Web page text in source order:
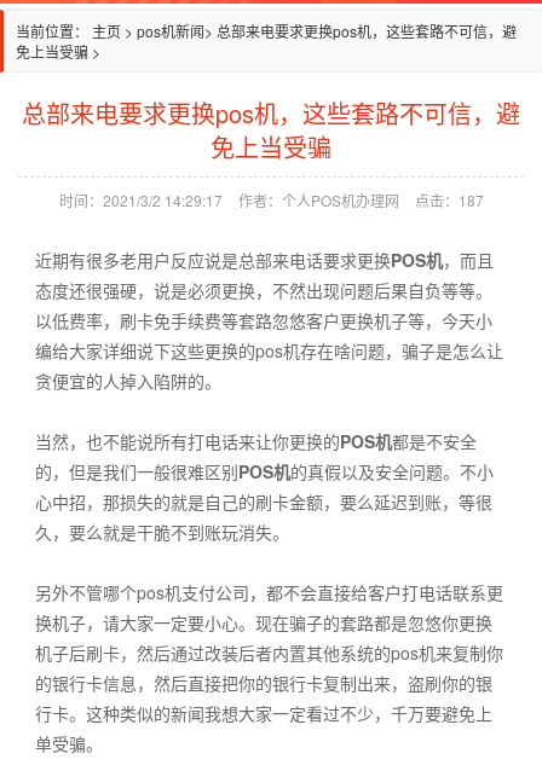
当前位置： 主页 > pos机新闻> 总部来电要求更换pos机，这些套路不可信，避
免上当受骗 >
总部来电要求更换pos机，这些套路不可信，避
免上当受骗
时间：2021/3/2 14:29:17 作者：个人POS机办理网 点击： 187
近期有很多老用户反应说是总部来电话要求更换POS机，而且
态度还很强硬，说是必须更换，不然出现问题后果自负等等。
以低费率，刷卡免手续费等套路忽悠客户更换机子等，今天小
编给大家详细说下这些更换的pos机存在啥问题，骗子是怎么让
贪便宜的人掉入陷阱的。
当然，也不能说所有打电话来让你更换的POS机都是不安全
的，但是我们一般很难区别POS机的真假以及安全问题。不小
心中招，那损失的就是自己的刷卡金额，要么延迟到账，等很
久，要么就是干脆不到账玩消失。
另外不管哪个pos机支付公司，都不会直接给客户打电话联系更
换机子，请大家一定要小心。现在骗子的套路都是忽悠你更换
机子后刷卡，然后通过改装后者内置其他系统的pos机来复制你
的银行卡信息，然后直接把你的银行卡复制出来，盗刷你的银
行卡。这种类似的新闻我想大家一定看过不少，千万要避免上
单受骗。